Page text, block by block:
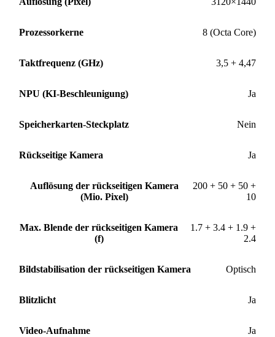
Prozessorkerne 8 (Octa Core)
Taktfrequenz (GHz) 3,5 + 4,47
NPU (KI-Beschleunigung) Ja
Speicherkarten-Steckplatz Nein
Rückseitige Kamera Ja
Auflösung der rückseitigen Kamera
(Mio. Pixel)
200 + 50 + 50 +
10
Max. Blende der rückseitigen Kamera
(f)
1.7 + 3.4 + 1.9 +
2.4
Bildstabilisation der rückseitigen Kamera Optisch
Blitzlicht Ja
Video-Aufnahme Ja